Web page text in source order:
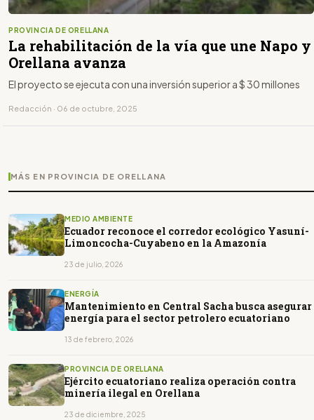
PROVINCIA DE ORELLANA
La rehabilitación de la vía que une Napo y
Orellana avanza
El proyecto se ejecuta con una inversión superior a $ 30 millones
Redacción · 06 de octubre, 2025
MÁS EN PROVINCIA DE ORELLANA
MEDIO AMBIENTE
Ecuador reconoce el corredor ecológico Yasuní-
Limoncocha-Cuyabeno en la Amazonía
23 de julio, 2026
ENERGÍA
Mantenimiento en Central Sacha busca asegurar
energía para el sector petrolero ecuatoriano
13 de febrero, 2026
PROVINCIA DE ORELLANA
Ejército ecuatoriano realiza operación contra
minería ilegal en Orellana
23 de diciembre, 2025